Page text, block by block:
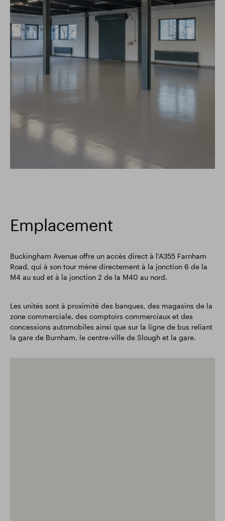
Emplacement
Buckingham Avenue offre un accès direct à l'A355 Farnham
Road, qui à son tour mène directement à la jonction 6 de la
M4 au sud et à la jonction 2 de la M40 au nord.
Les unités sont à proximité des banques, des magasins de la
zone commerciale, des comptoirs commerciaux et des
concessions automobiles ainsi que sur la ligne de bus reliant
la gare de Burnham, le centre-ville de Slough et la gare.